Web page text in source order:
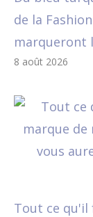
de la
marqueront
8 août 2026
Tout ce qu'il